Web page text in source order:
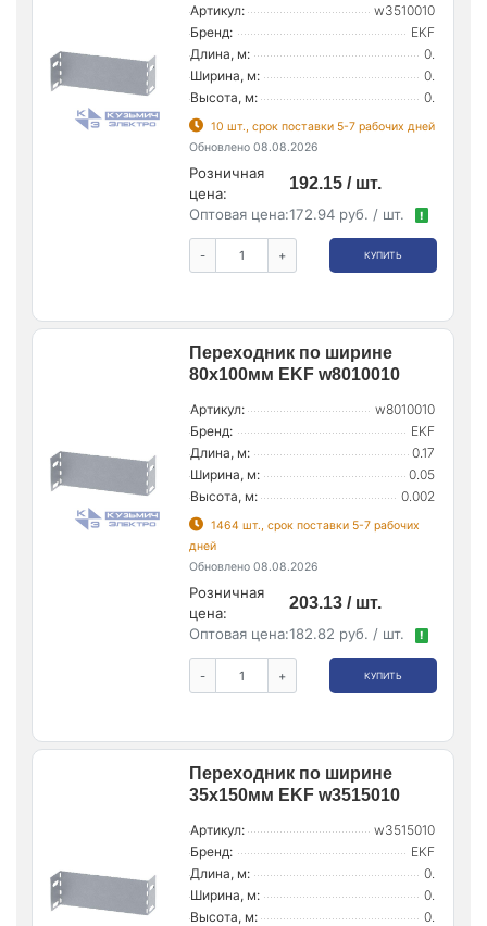
Артикул:
w3510010
Бренд:
EKF
Длина, м:
0.
Ширина, м:
0.
Высота, м:
0.
10 шт., срок поставки 5-7 рабочих дней
Обновлено 08.08.2026
Розничная
цена:
192.15 / шт.
Оптовая цена:172.94 руб. / шт. !
- + КУПИТЬ
Переходник по ширине
80х100мм EKF w8010010
Артикул:
w8010010
Бренд:
EKF
Длина, м:
0.17
Ширина, м:
0.05
Высота, м:
0.002
1464 шт., срок поставки 5-7 рабочих
дней
Обновлено 08.08.2026
Розничная
цена:
203.13 / шт.
Оптовая цена:182.82 руб. / шт. !
- + КУПИТЬ
Переходник по ширине
35х150мм EKF w3515010
Артикул:
w3515010
Бренд:
EKF
Длина, м:
0.
Ширина, м:
0.
Высота, м:
0.